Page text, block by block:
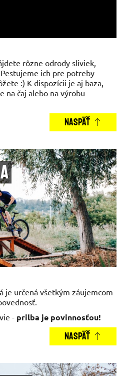
rôzne odrody sliviek,
ich pre potreby
:) K dispozícii je aj baza,
na čaj alebo na výrobu
NASPÄŤ
je určená všetkým záujemcom
- prilba je povinnosťou!
NASPÄŤ